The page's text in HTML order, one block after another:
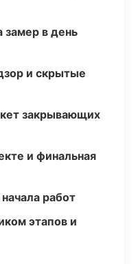
замер в день
и скрытые
закрывающих
и финальная
работ
этапов и